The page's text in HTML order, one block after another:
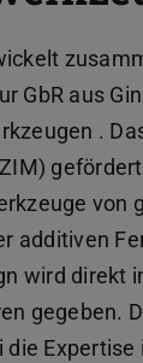
GbR aus
.
von
additiven
wird direkt
gegeben.
die